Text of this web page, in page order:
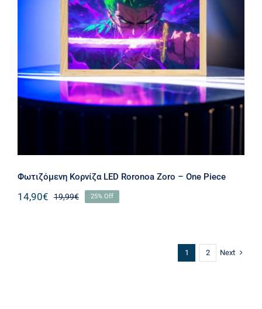
Φωτιζόμενη Κορνίζα LED Roronoa
Zoro – One Piece
Φωτιζόμενη Κορνίζα LED Roronoa Zoro – One Piece
19,99€
14,90€ 25% Off
1 2 Next